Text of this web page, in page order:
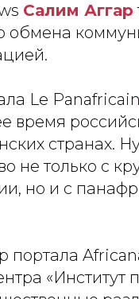
Салим Аггар
обмена
Le Panafricain
время
странах.
не только с
но и с
портала
«Институт